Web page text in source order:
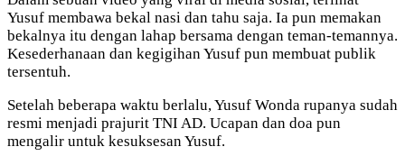
Yusuf membawa bekal nasi dan tahu saja. Ia pun memakan
bekalnya itu dengan lahap bersama dengan teman-temannya.
Kesederhanaan dan kegigihan Yusuf pun membuat publik
tersentuh.
Setelah beberapa waktu berlalu, Yusuf Wonda rupanya sudah
resmi menjadi prajurit TNI AD. Ucapan dan doa pun
mengalir untuk kesuksesan Yusuf.